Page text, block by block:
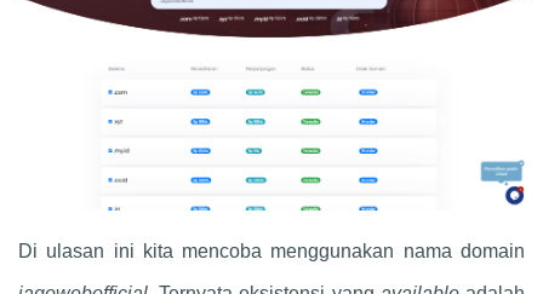
Di ulasan ini kita mencoba menggunakan nama domain